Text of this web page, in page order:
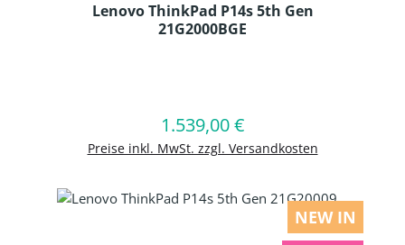
Lenovo ThinkPad P14s 5th Gen
21G2000BGE
Regulärer Preis:
1.539,00 €
Preise inkl. MwSt. zzgl. Versandkosten
In den Warenkorb
NEW IN